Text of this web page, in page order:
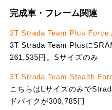
完成車・フレーム関連
3T Strada Team Plus Force
3T Strada Team Plusに
261,535円。Sサイズのみ
3T Strada Team Stealth
こちらはLサイズのみで
ドバイクが300,785円